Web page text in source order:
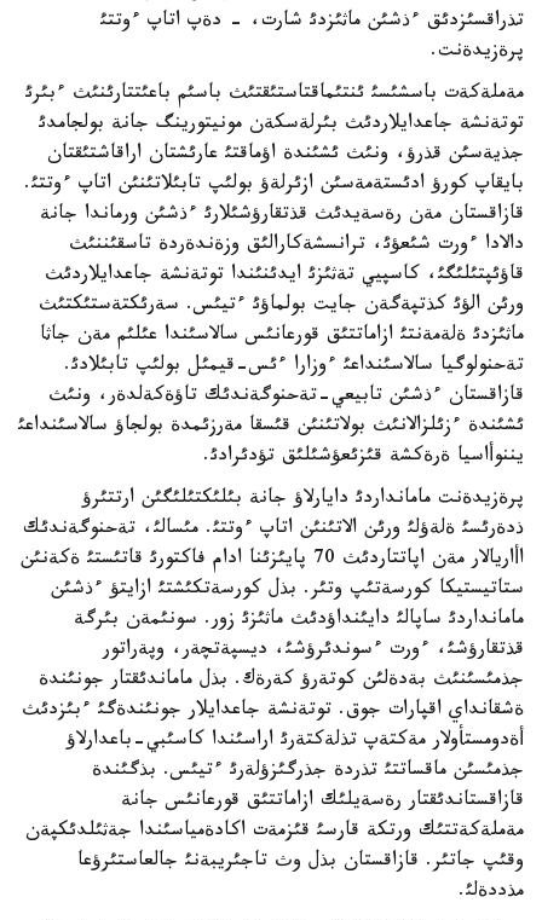
تذراقسئزدئق ءذشئن ماثئزدئ شارت، - دةپ اتاپ ءوتتئ
پرةزيدةنت.
مةملةكةت باسشئسئ ئنتئماقتاستئقتئث باسئم باعئتتارئنئث ءبئرئ
توتةنشة جاعدايلاردئث بئرلةسكةن مونيتورينگ جانة بولجامدئ
جذيةسئن قذرؤ، ونئث ئشئندة اؤماقتئ عارئشتان اراقاشتئقتان
بايقاپ كورؤ ادئستةمةسئن ازئرلةؤ بولئپ تابئلاتئنئن اتاپ ءوتتئ.
قازاقستان مةن رةسةيدئث قذتقارؤشئلارئ ءذشئن ورماندا جانة
دالادا ءورت شئعؤئ، ترانسشةكارالئق وزةندةردة تاسقئننئث
قاؤئپتئلئگئ، كاسپيي تةثئزئ ايدئنئندا توتةنشة جاعدايلاردئث
ورئن الؤئ كذتپةگةن جايت بولماؤئ ءتيئس. سةرئكتةستئكتئث
ماثئزدئ ةلةمةنتئ ازاماتتئق قورعانئس سالاسئندا عئلئم مةن جاثا
تةحنولوگيا سالاسئنداعئ ءوزارا ءئس-قيمئل بولئپ تابئلادئ.
قازاقستان ءذشئن تابيعي-تةحنوگةندئك تاؤةكةلدةر، ونئث
ئشئندة ءزئلزالانئث بولاتئنئن قئسقا مةرزئمدة بولجاؤ سالاسئنداعئ
يننوأاسيا ةرةكشة قئزئعؤشئلئق تؤدئرادئ.
پرةزيدةنت مامانداردئ دايارلاؤ جانة بئلئكتئلئگئن ارتتئرؤ
ذدةرئسئ ةلةؤلئ ورئن الاتئنئن اتاپ ءوتتئ. مئسالئ، تةحنوگةندئك
اأاريالار مةن اپاتتاردئث 70 پايئزئنا ادام فاكتورئ قاتئستئ ةكةنئن
ستاتيستيكا كورسةتئپ وتئر. بذل كورسةتكئشتئ ازايتؤ ءذشئن
مامانداردئ ساپالئ دايئنداؤدئث ماثئزئ زور. سونئمةن بئرگة
قذتقارؤشئ، ءورت ءسوندئرؤشئ، ديسپةتچةر، وپةراتور
جذمئسئنئث بةدةلئن كوتةرؤ كةرةك. بذل ماماندئقتار جونئندة
ةشقانداي اقپارات جوق. توتةنشة جاعدايلار جونئندةگئ ءبئزدئث
أةدومستأولار مةكتةپ تذلةكتةرئ اراسئندا كاسئبي-باعدارلاؤ
جذمئسئن ماقساتتئ تذردة جذرگئزؤلةرئ ءتيئس. بذگئندة
قازاقستاندئقتار رةسةيلئك ازاماتتئق قورعانئس جانة
مةملةكةتتئك ورتكة قارسئ قئزمةت اكادةمياسئندا جةثئلدئكپةن
وقئپ جاتئر. قازاقستان بذل وث تاجئريبةنئ جالعاستئرؤعا
مذددةلئ.